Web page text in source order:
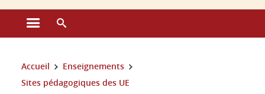
Ouvrir le menu principal
Vous êtes ici :
Accueil
Enseignements
Sites pédagogiques des UE